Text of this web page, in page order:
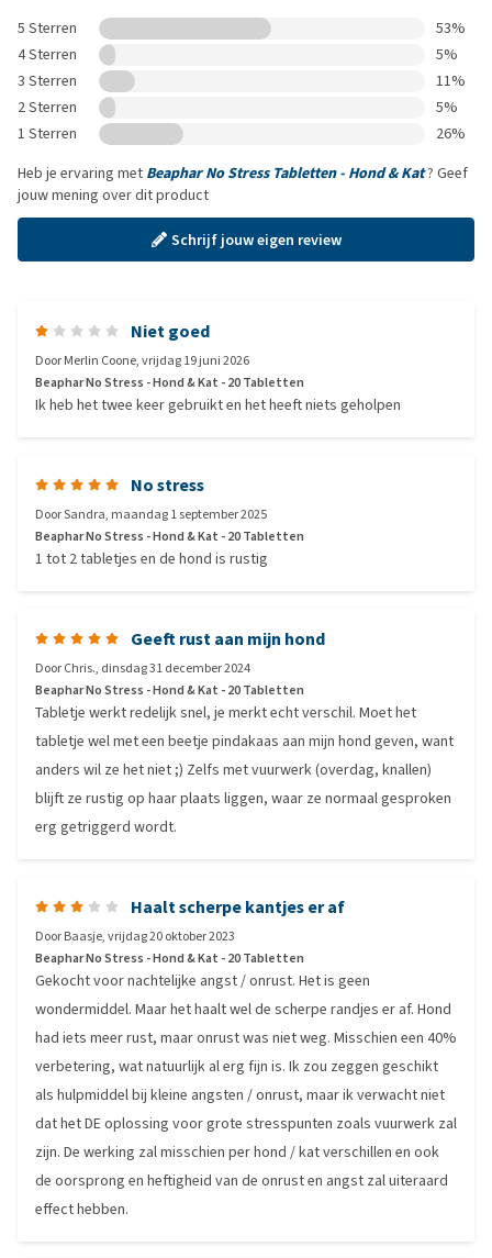
5 Sterren
53%
4 Sterren
5%
3 Sterren
11%
2 Sterren
5%
1 Sterren
26%
Heb je ervaring met Beaphar No Stress Tabletten - Hond & Kat? Geef
jouw mening over dit product
Schrijf jouw eigen review
Niet goed
DoorMerlin Coone,vrijdag 19 juni 2026
Beaphar No Stress - Hond & Kat - 20 Tabletten
Ik heb het twee keer gebruikt en het heeft niets geholpen
No stress
DoorSandra, maandag 1 september 2025
Beaphar No Stress - Hond & Kat - 20 Tabletten
1 tot 2 tabletjes en de hond is rustig
Geeft rust aan mijn hond
DoorChris., dinsdag 31 december 2024
Beaphar No Stress - Hond & Kat - 20 Tabletten
Tabletje werkt redelijk snel, je merkt echt verschil. Moet het
tabletje wel met een beetje pindakaas aan mijn hond geven, want
anders wil ze het niet ;) Zelfs met vuurwerk (overdag, knallen)
blijft ze rustig op haar plaats liggen, waar ze normaal gesproken
erg getriggerd wordt.
Haalt scherpe kantjes er af
DoorBaasje,vrijdag 20 oktober 2023
Beaphar No Stress - Hond & Kat - 20 Tabletten
Gekocht voor nachtelijke angst / onrust. Het is geen
wondermiddel. Maar het haalt wel de scherpe randjes er af. Hond
had iets meer rust, maar onrust was niet weg. Misschien een 40%
verbetering, wat natuurlijk al erg fijn is. Ik zou zeggen geschikt
als hulpmiddel bij kleine angsten / onrust, maar ik verwacht niet
dat het DE oplossing voor grote stresspunten zoals vuurwerk zal
zijn. De werking zal misschien per hond / kat verschillen en ook
de oorsprong en heftigheid van de onrust en angst zal uiteraard
effect hebben.